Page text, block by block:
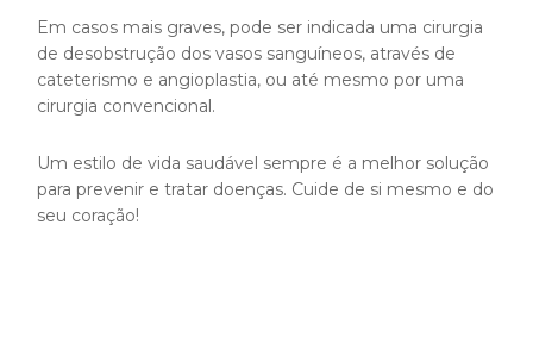
Em casos mais graves, pode ser indicada uma cirurgia
de desobstrução dos vasos sanguíneos, através de
cateterismo e angioplastia, ou até mesmo por uma
cirurgia convencional.
Um estilo de vida saudável sempre é a melhor solução
para prevenir e tratar doenças. Cuide de si mesmo e do
seu coração!